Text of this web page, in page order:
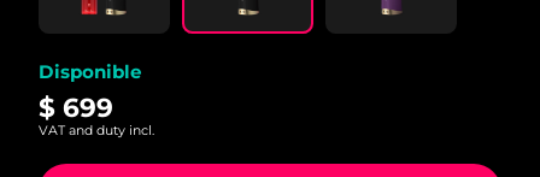
même
Disponible
$ 699
VAT and duty incl.